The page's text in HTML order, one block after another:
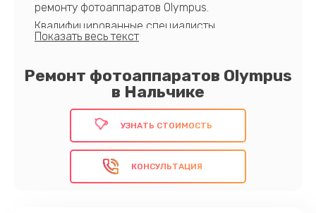
Ремонт фотоаппаратов Olympus
в Нальчике
ремонту фотоаппаратов Olympus.
Квалифицированные специалисты,
современное оборудование и оригинальные
долгосрочную работоспособность вашего
устройства после ремонта.
Доверьте свою фототехнику Olympus
УЗНАТЬ СТОИМОСТЬ
КОНСУЛЬТАЦИЯ